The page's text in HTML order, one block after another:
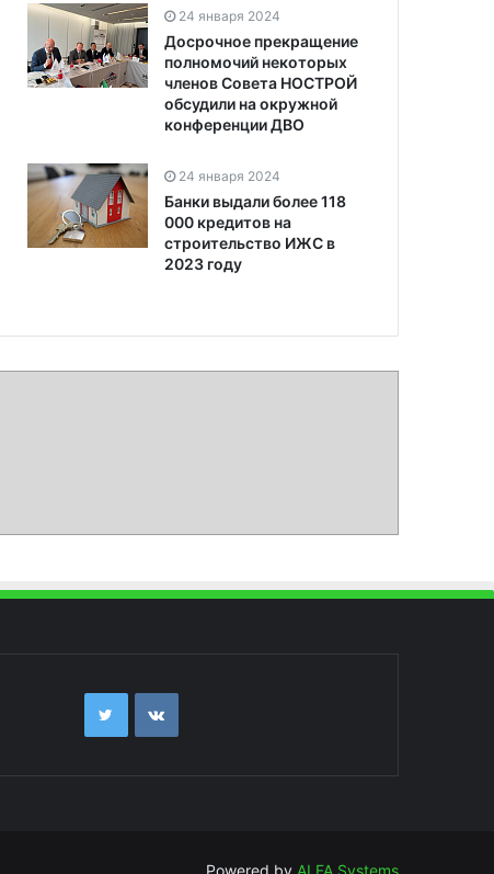
24 января 2024
Досрочное прекращение
полномочий некоторых
членов Совета НОСТРОЙ
обсудили на окружной
конференции ДВО
24 января 2024
Банки выдали более 118
000 кредитов на
строительство ИЖС в
2023 году
Powered by ALFA Systems